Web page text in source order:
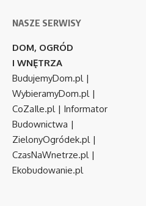
NASZE SERWISY
DOM, OGRÓD
I WNĘTRZA
BudujemyDom.pl|
WybieramyDom.pl|
CoZaIle.pl| Informator
Budownictwa |
ZielonyOgródek.pl|
CzasNaWnetrze.pl|
Ekobudowanie.pl